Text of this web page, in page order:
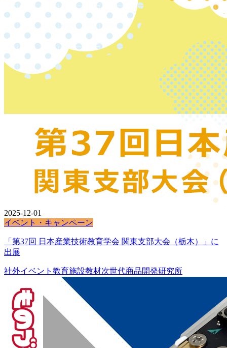
2025-12-01
イベント・キャンペーン
「第37回 日本産業技術教育学会 関東支部大会（栃木）」に
出展
社外イベント 教育施設教材次世代商品開発研究所